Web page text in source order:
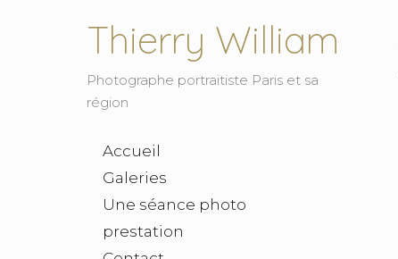
Thierry William
Photographe portraitiste Paris et sa
région
Accueil
Galeries
Une séance photo
prestation